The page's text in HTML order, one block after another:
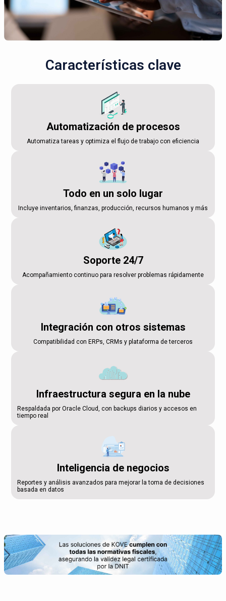
Características clave
Automatización de procesos
Automatiza tareas y optimiza el flujo de trabajo con eficiencia
Todo en un solo lugar
Incluye inventarios, finanzas, producción, recursos humanos y más
Soporte 24/7
Acompañamiento continuo para resolver problemas rápidamente
Integración con otros sistemas
Compatibilidad con ERPs, CRMs y plataforma de terceros
Infraestructura segura en la nube
Respaldada por Oracle Cloud, con backups diarios y accesos en
tiempo real
Inteligencia de negocios
Reportes y análisis avanzados para mejorar la toma de decisiones
basada en datos